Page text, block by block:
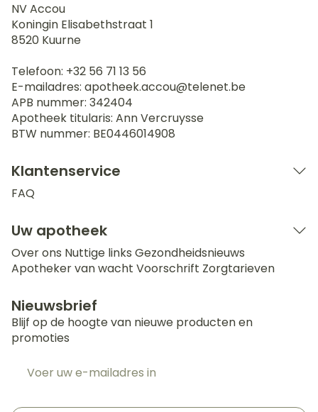
NV Accou
Koningin Elisabethstraat 1
8520 Kuurne
Telefoon: +32 56 71 13 56
E-mailadres: apotheek.accou@telenet.be
APB nummer: 342404
Apotheek titularis: Ann Vercruysse
BTW nummer: BE0446014908
Klantenservice
FAQ
Uw apotheek
Over ons Nuttige links Gezondheidsnieuws
Apotheker van wacht Voorschrift Zorgtarieven
Nieuwsbrief
Blijf op de hoogte van nieuwe producten en
promoties